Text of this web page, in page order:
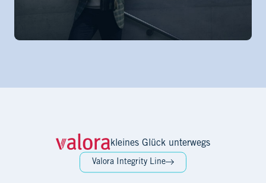
kleines Glück unterwegs
Valora Integrity Line